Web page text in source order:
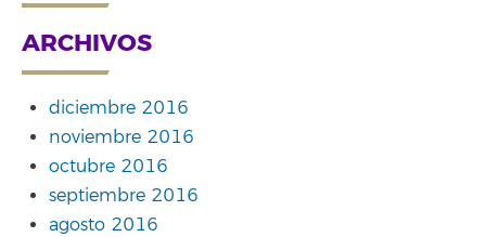
ARCHIVOS
diciembre 2016
noviembre 2016
octubre 2016
septiembre 2016
agosto 2016